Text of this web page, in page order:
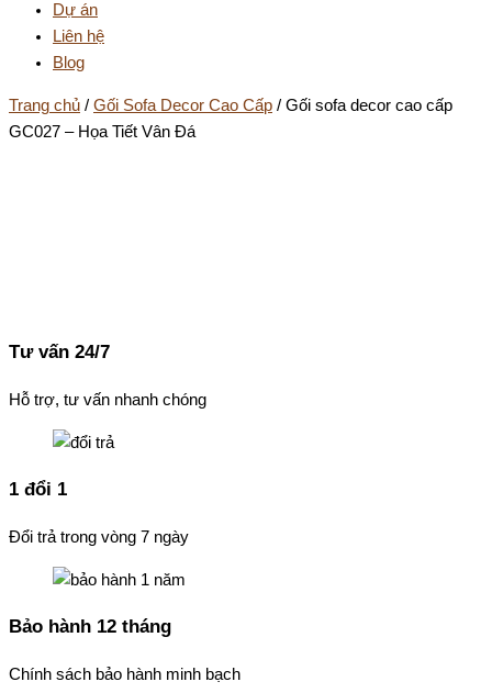
Dự án
Liên hệ
Blog
Trang chủ / Gối Sofa Decor Cao Cấp / Gối sofa decor cao cấp
GC027 – Họa Tiết Vân Đá
Tư vấn 24/7
Hỗ trợ, tư vấn nhanh chóng
1 đổi 1
Đổi trả trong vòng 7 ngày
Bảo hành 12 tháng
Chính sách bảo hành minh bạch